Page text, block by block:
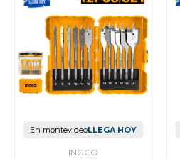
En montevideoLLEGA HOY
INGCO